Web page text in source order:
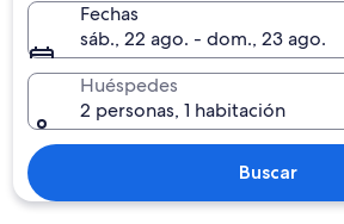
Fechas
sáb., 22 ago. - dom., 23 ago.
Huéspedes
2 personas, 1 habitación
Buscar